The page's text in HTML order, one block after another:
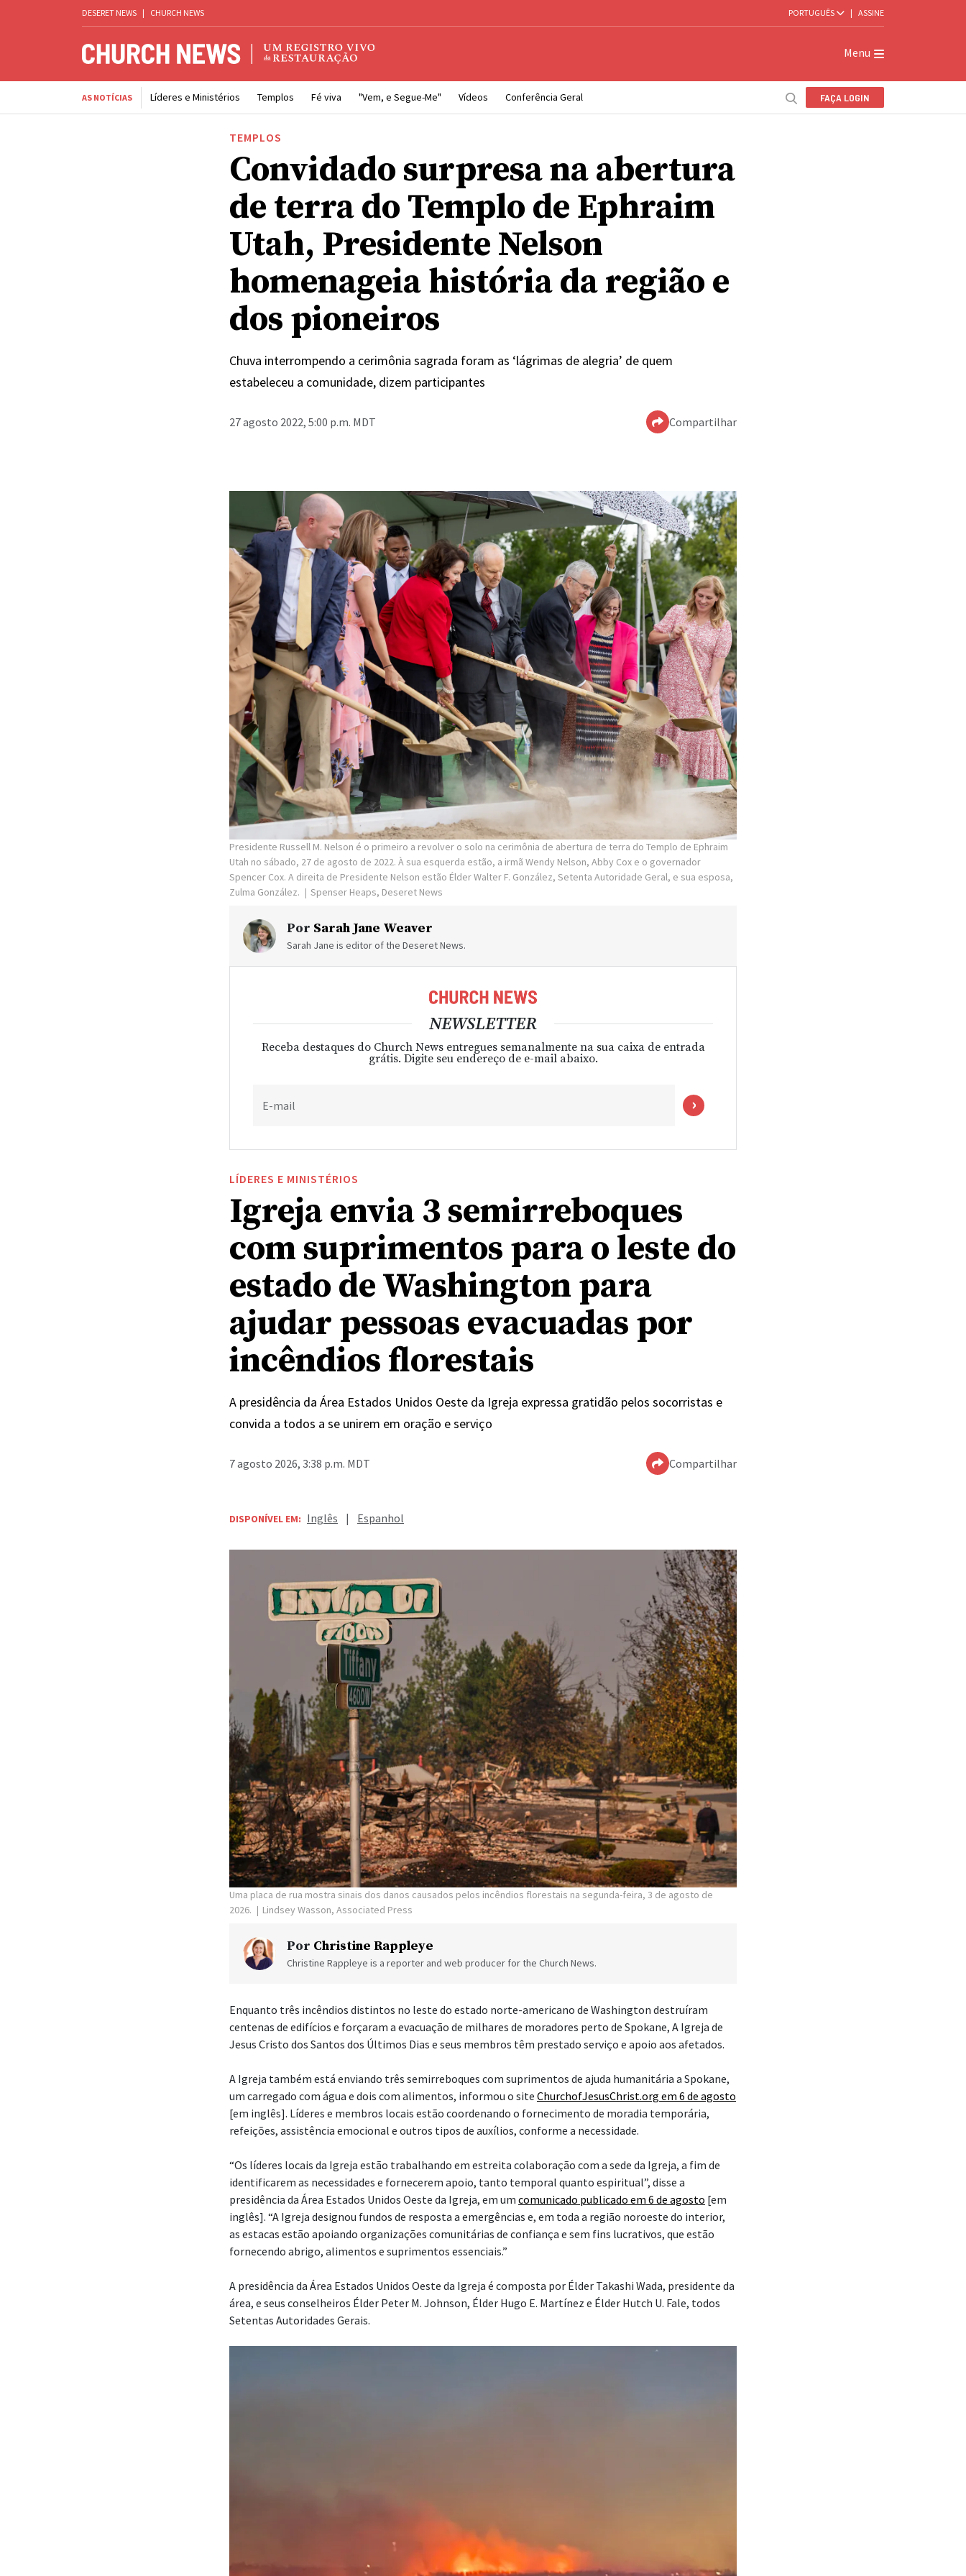
DESERET NEWS | CHURCH NEWS PORTUGUÊS | ASSINE
Menu
AS NOTÍCIAS Líderes e Ministérios Templos Fé viva "Vem, e Segue-Me" Vídeos Conferência Geral FAÇA LOGIN
TEMPLOS
Convidado surpresa na abertura
de terra do Templo de Ephraim
Utah, Presidente Nelson
homenageia história da região e
dos pioneiros
Chuva interrompendo a cerimônia sagrada foram as ‘lágrimas de alegria’ de quem
estabeleceu a comunidade, dizem participantes
27 agosto 2022, 5:00 p.m. MDT Compartilhar
Presidente Russell M. Nelson é o primeiro a revolver o solo na cerimônia de abertura de terra do Templo de Ephraim
Utah no sábado, 27 de agosto de 2022. À sua esquerda estão, a irmã Wendy Nelson, Abby Cox e o governador
Spencer Cox. A direita de Presidente Nelson estão Élder Walter F. González, Setenta Autoridade Geral, e sua esposa,
Zulma González.
Spenser Heaps, Deseret News
Por Sarah Jane Weaver
Sarah Jane is editor of the Deseret News.
NEWSLETTER
Receba destaques do Church News entregues semanalmente na sua caixa de entrada
grátis. Digite seu endereço de e-mail abaixo.
E-mail
LÍDERES E MINISTÉRIOS
Igreja envia 3 semirreboques
com suprimentos para o leste do
estado de Washington para
ajudar pessoas evacuadas por
incêndios florestais
A presidência da Área Estados Unidos Oeste da Igreja expressa gratidão pelos socorristas e
convida a todos a se unirem em oração e serviço
7 agosto 2026, 3:38 p.m. MDT Compartilhar
DISPONÍVEL EM: Inglês | Espanhol
Uma placa de rua mostra sinais dos danos causados pelos incêndios florestais na segunda-feira, 3 de agosto de
2026.
Lindsey Wasson, Associated Press
Por Christine Rappleye
Christine Rappleye is a reporter and web producer for the Church News.
Enquanto três incêndios distintos no leste do estado norte-americano de Washington destruíram
centenas de edifícios e forçaram a evacuação de milhares de moradores perto de Spokane, A Igreja de
Jesus Cristo dos Santos dos Últimos Dias e seus membros têm prestado serviço e apoio aos afetados.
A Igreja também está enviando três semirreboques com suprimentos de ajuda humanitária a Spokane,
um carregado com água e dois com alimentos, informou o site ChurchofJesusChrist.org em 6 de agosto
[em inglês]. Líderes e membros locais estão coordenando o fornecimento de moradia temporária,
refeições, assistência emocional e outros tipos de auxílios, conforme a necessidade.
“Os líderes locais da Igreja estão trabalhando em estreita colaboração com a sede da Igreja, a fim de
identificarem as necessidades e fornecerem apoio, tanto temporal quanto espiritual”, disse a
presidência da Área Estados Unidos Oeste da Igreja, em um comunicado publicado em 6 de agosto [em
inglês]. “A Igreja designou fundos de resposta a emergências e, em toda a região noroeste do interior,
as estacas estão apoiando organizações comunitárias de confiança e sem fins lucrativos, que estão
fornecendo abrigo, alimentos e suprimentos essenciais.”
A presidência da Área Estados Unidos Oeste da Igreja é composta por Élder Takashi Wada, presidente da
área, e seus conselheiros Élder Peter M. Johnson, Élder Hugo E. Martínez e Élder Hutch U. Fale, todos
Setentas Autoridades Gerais.